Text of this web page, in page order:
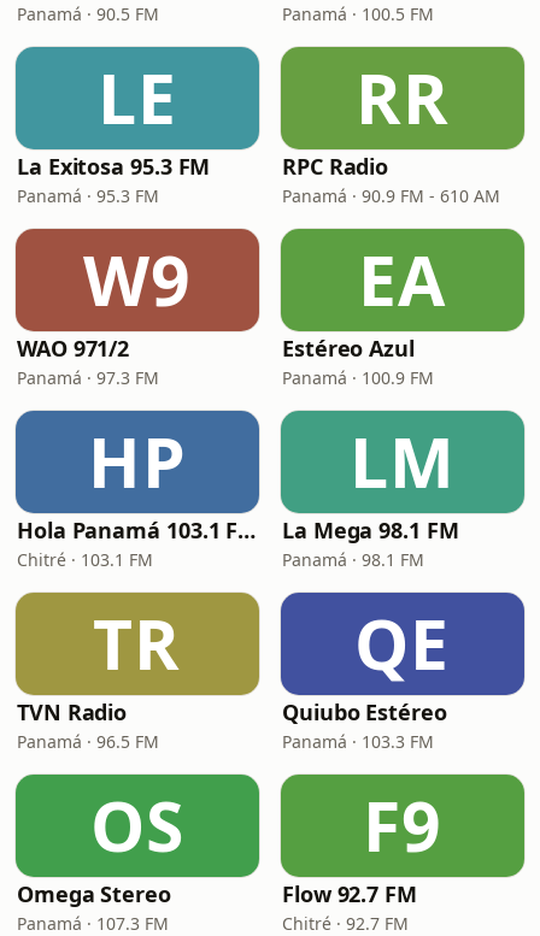
Panamá · 90.5 FM Panamá · 100.5 FM
LE
La Exitosa 95.3 FM
Panamá · 95.3 FM
RR
RPC Radio
Panamá · 90.9 FM - 610 AM
W9
WAO 971/2
Panamá · 97.3 FM
EA
Estéreo Azul
Panamá · 100.9 FM
HP
Hola Panamá 103.1 FM
Chitré · 103.1 FM
LM
La Mega 98.1 FM
Panamá · 98.1 FM
TR
TVN Radio
Panamá · 96.5 FM
QE
Quiubo Estéreo
Panamá · 103.3 FM
OS
Omega Stereo
Panamá · 107.3 FM
F9
Flow 92.7 FM
Chitré · 92.7 FM